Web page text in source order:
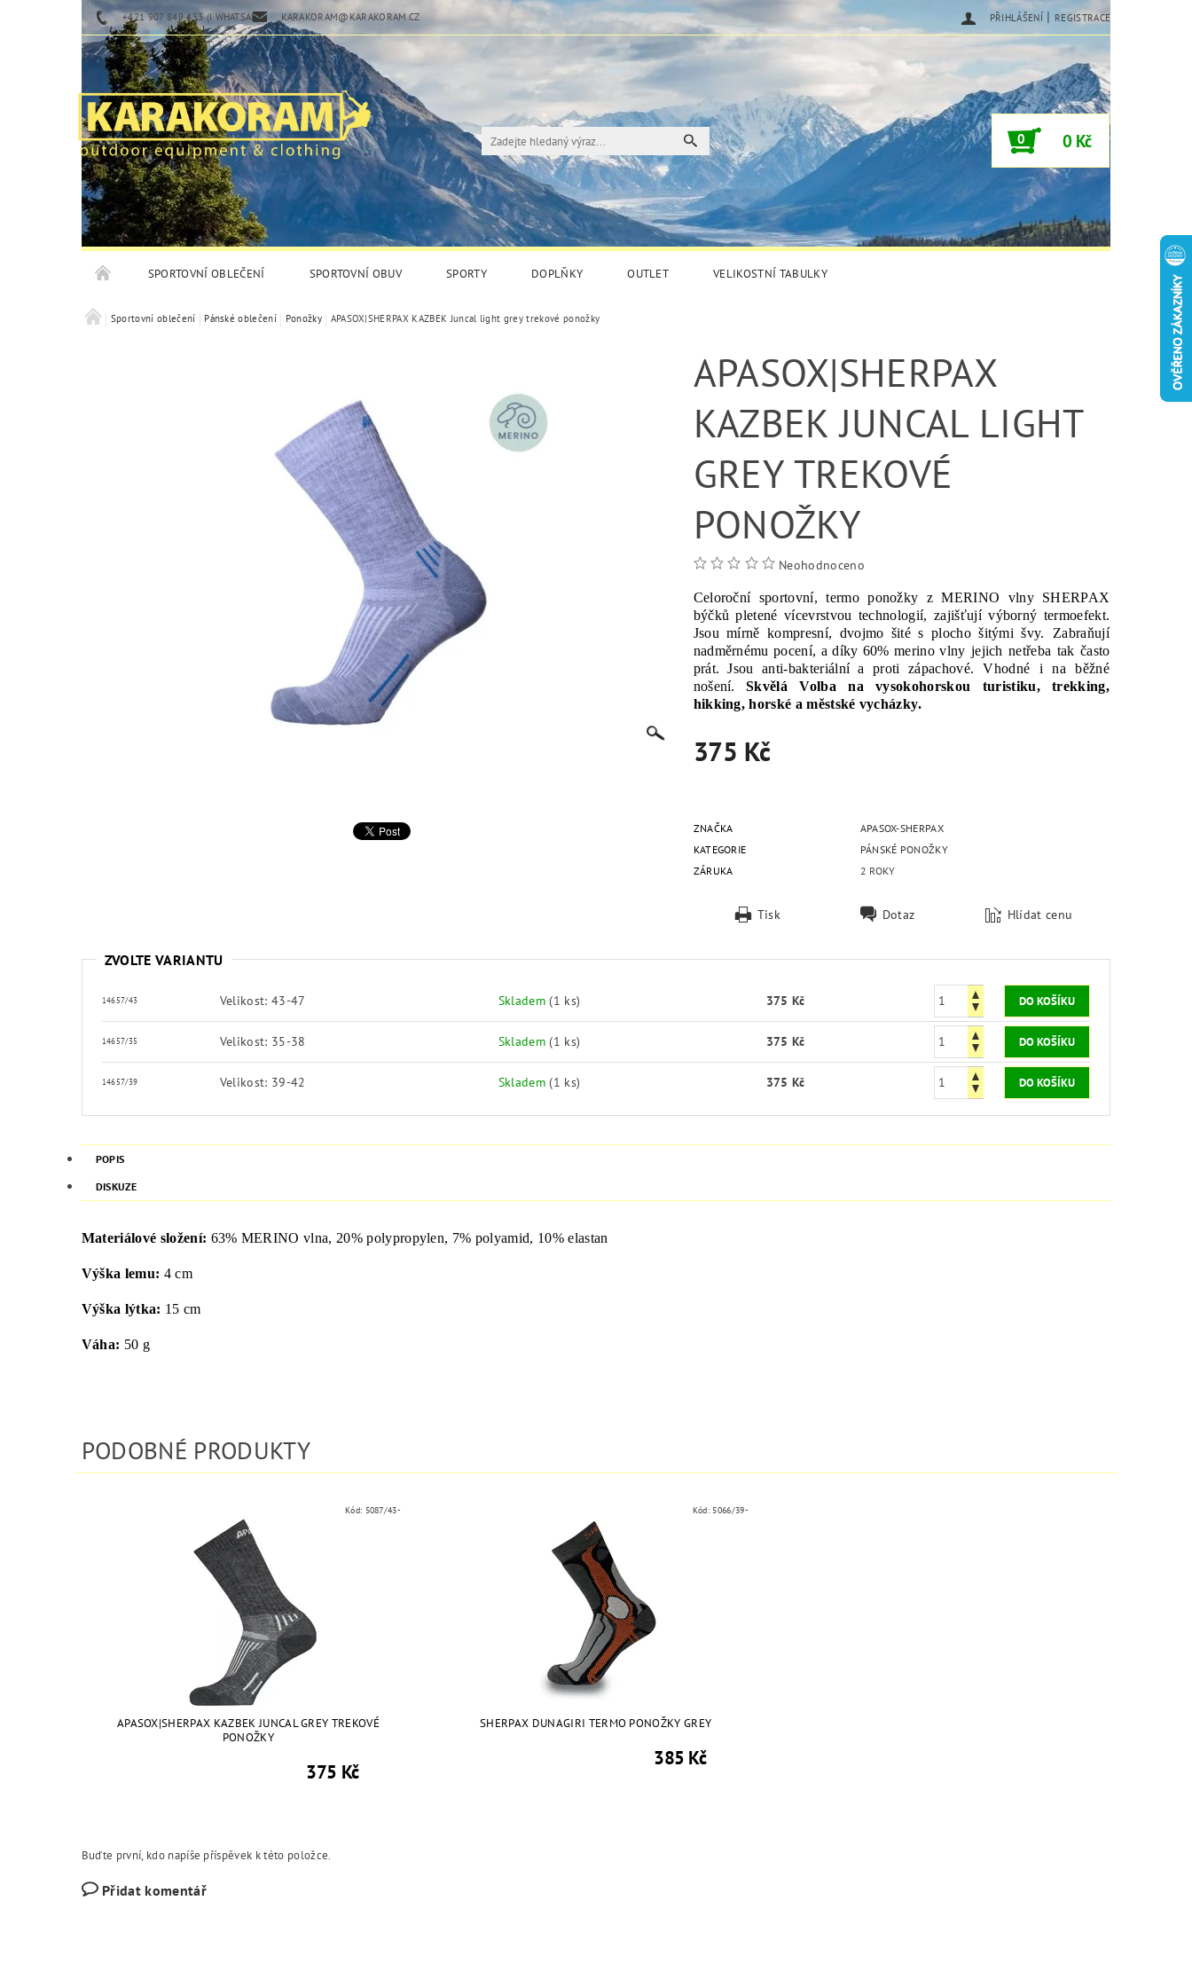
+421 907 849 453 (I WHATSAPP) KARAKORAM@KARAKORAM.CZ PŘIHLÁŠENÍ | REGISTRACE
0 0 Kč
SPORTOVNÍ OBLEČENÍ SPORTOVNÍ OBUV SPORTY DOPLŇKY OUTLET VELIKOSTNÍ TABULKY
Sportovní oblečení Pánské oblečení Ponožky APASOX|SHERPAX KAZBEK Juncal light grey trekové ponožky
APASOX|SHERPAX
KAZBEK JUNCAL LIGHT
GREY TREKOVÉ
PONOŽKY
Neohodnoceno
Celoroční sportovní, termo ponožky z MERINO vlny SHERPAX
býčků pletené vícevrstvou technologií, zajišťují výborný termoefekt.
Jsou mírně kompresní, dvojmo šité s plocho šitými švy.
Zabraňují
nadměrnému pocení, a díky 60% merino vlny jejich netřeba tak často
prát. Jsou anti-bakteriální a proti zápachové. Vhodné
i na běžné
nošení. Skvělá Volba na vysokohorskou turistiku,
trekking,
hikking, horské a městské vycházky.
375 Kč
ZNAČKA
APASOX-SHERPAX
KATEGORIE
PÁNSKÉ PONOŽKY
ZÁRUKA
2 ROKY
Tisk Dotaz Hlídat cenu
ZVOLTE VARIANTU
14657/43 Velikost: 43-47 Skladem(1 ks) 375 Kč
14657/35 Velikost: 35-38 Skladem(1 ks) 375 Kč
14657/39 Velikost: 39-42 Skladem(1 ks) 375 Kč
POPIS
DISKUZE
Materiálové složení: 63% MERINO vlna, 20% polypropylen, 7% polyamid, 10% elastan
Výška lemu: 4 cm
Výška lýtka: 15 cm
Váha: 50 g
PODOBNÉ PRODUKTY
Kód: 5087/43-
APASOX|SHERPAX KAZBEK JUNCAL GREY TREKOVÉ
PONOŽKY
375 Kč
Kód: 5066/39-
SHERPAX DUNAGIRI TERMO PONOŽKY GREY
385 Kč
Buďte první, kdo napíše příspěvek k této položce.
Přidat komentář